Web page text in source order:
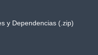
y Dependencias (.zip)